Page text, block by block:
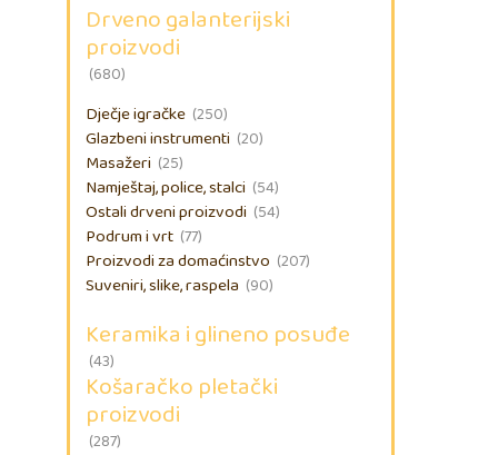
Drveno galanterijski
proizvodi
(680)
Dječje igračke (250)
Glazbeni instrumenti (20)
Masažeri (25)
Namještaj, police, stalci (54)
Ostali drveni proizvodi (54)
Podrum i vrt (77)
Proizvodi za domaćinstvo (207)
Suveniri, slike, raspela (90)
Keramika i glineno posuđe
(43)
Košaračko pletački
proizvodi
(287)